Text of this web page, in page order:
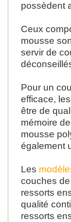
possèdent
Ceux
mousse
servir de
Pour un
efficace,
être de
mémoire
mousse
également
Les
couches
ressorts
qualité
ressorts